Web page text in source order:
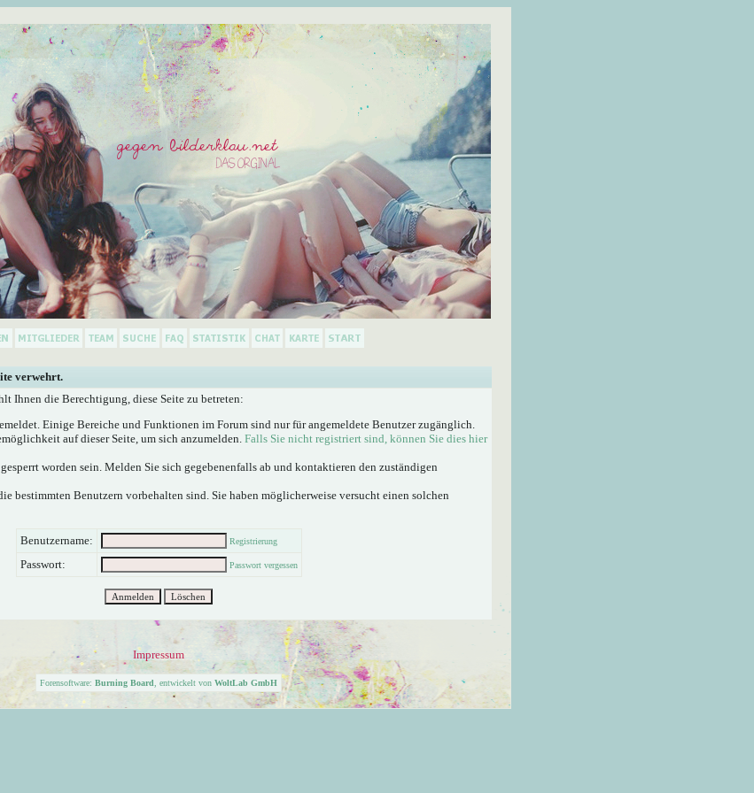
verwehrt.
Ihnen die Berechtigung, diese Seite zu betreten:
Einige Bereiche und Funktionen im Forum sind nur für angemeldete Benutzer zugänglich.
auf dieser Seite, um sich anzumelden. Falls Sie nicht registriert sind, können Sie dies hier
worden sein. Melden Sie sich gegebenenfalls ab und kontaktieren den zuständigen
bestimmten Benutzern vorbehalten sind. Sie haben möglicherweise versucht einen solchen
Benutzername: Registrierung
Passwort: Passwort vergessen
Impressum
Forensoftware: Burning Board , entwickelt von WoltLab GmbH